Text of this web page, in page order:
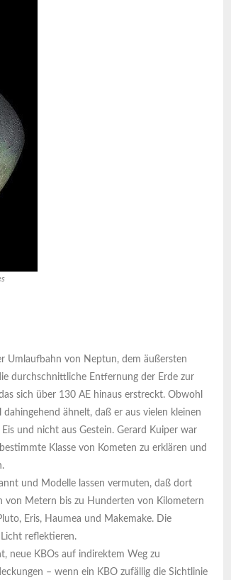
Umlaufbahn von Neptun, dem äußersten
durchschnittliche Entfernung der Erde zur
sich über 130 AE hinaus erstreckt. Obwohl
ähnelt, daß er aus vielen kleinen
und nicht aus Gestein. Gerard Kuiper war
Klasse von Kometen zu erklären und
und Modelle lassen vermuten, daß dort
von Metern bis zu Hunderten von Kilometern
Eris, Haumea und Makemake. Die
reflektieren.
neue KBOs auf indirektem Weg zu
– wenn ein KBO zufällig die Sichtlinie